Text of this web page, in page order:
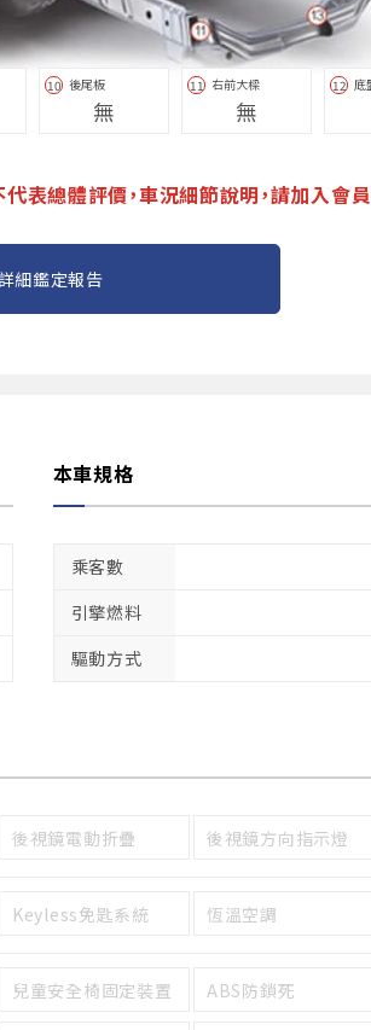
10 後尾板
無
11 右前大樑
無
12 底
表總體評價，車況細節說明，請加入會
細鑑定報告
本車規格
乘客數
引擎燃料
驅動方式
後視鏡電動折疊 後視鏡方向指示燈
Keyless免匙系統 恆溫空調
兒童安全椅固定裝置 ABS防鎖死